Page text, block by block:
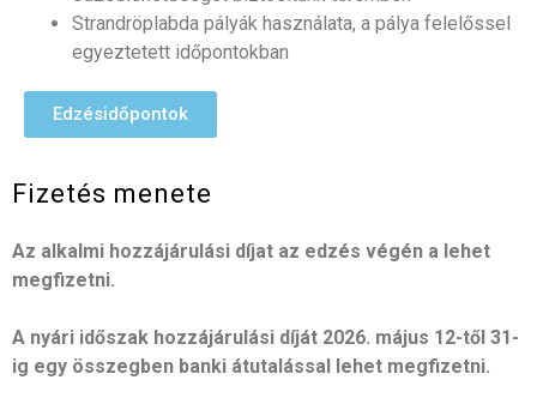
Strandröplabda pályák használata, a pálya felelőssel
egyeztetett időpontokban
Edzésidőpontok
Fizetés menete
Az alkalmi hozzájárulási díjat az edzés végén a lehet
megfizetni.
A nyári időszak hozzájárulási díját 2026. május 12-től 31-
ig egy összegben banki átutalással lehet megfizetni.